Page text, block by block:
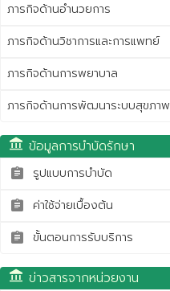
ภารกิจด้านอำนวยการ
ภารกิจด้านวิชาการและการแพทย์
ภารกิจด้านการพยาบาล
ภารกิจด้านการพัฒนาระบบสุขภาพ
account_balance ข้อมูลการบำบัดรักษา
assignment รูปแบบการบำบัด
assignment ค่าใช้จ่ายเบื้องต้น
assignment ขั้นตอนการรับบริการ
account_balance ข่าวสารจากหน่วยงาน